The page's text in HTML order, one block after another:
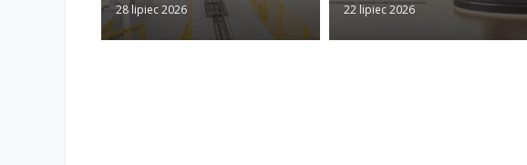
28 lipiec 2026 22 lipiec 2026